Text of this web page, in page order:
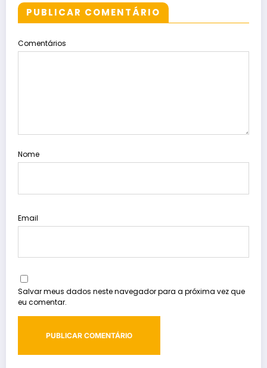
PUBLICAR COMENTÁRIO
Comentários
Nome
Email
Salvar meus dados neste navegador para a próxima vez que
eu comentar.